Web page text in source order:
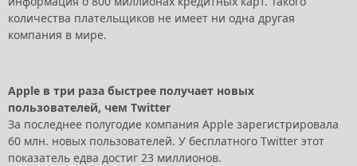
количества плательщиков не имеет ни одна другая
компания в мире.
Apple в три раза быстрее получает новых
пользователей, чем Twitter
За последнее полугодие компания Apple зарегистрировала
60 млн. новых пользователей. У бесплатного Twitter этот
показатель едва достиг 23 миллионов.